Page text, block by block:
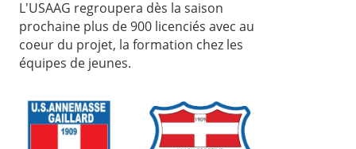
L'USAAG regroupera dès la saison
prochaine plus de 900 licenciés avec au
coeur du projet, la formation chez les
équipes de jeunes.